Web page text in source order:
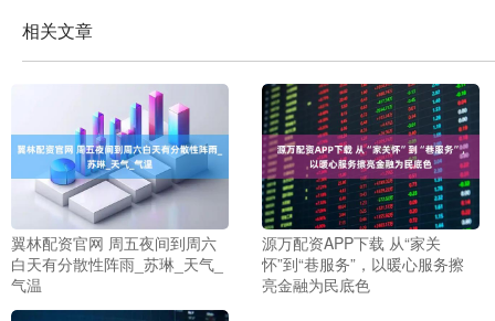
相关文章
翼林配资官网 周五夜间到周六
白天有分散性阵雨_苏琳_天气_
气温
源万配资APP下载 从“家关
怀”到“巷服务”，以暖心服务擦
亮金融为民底色